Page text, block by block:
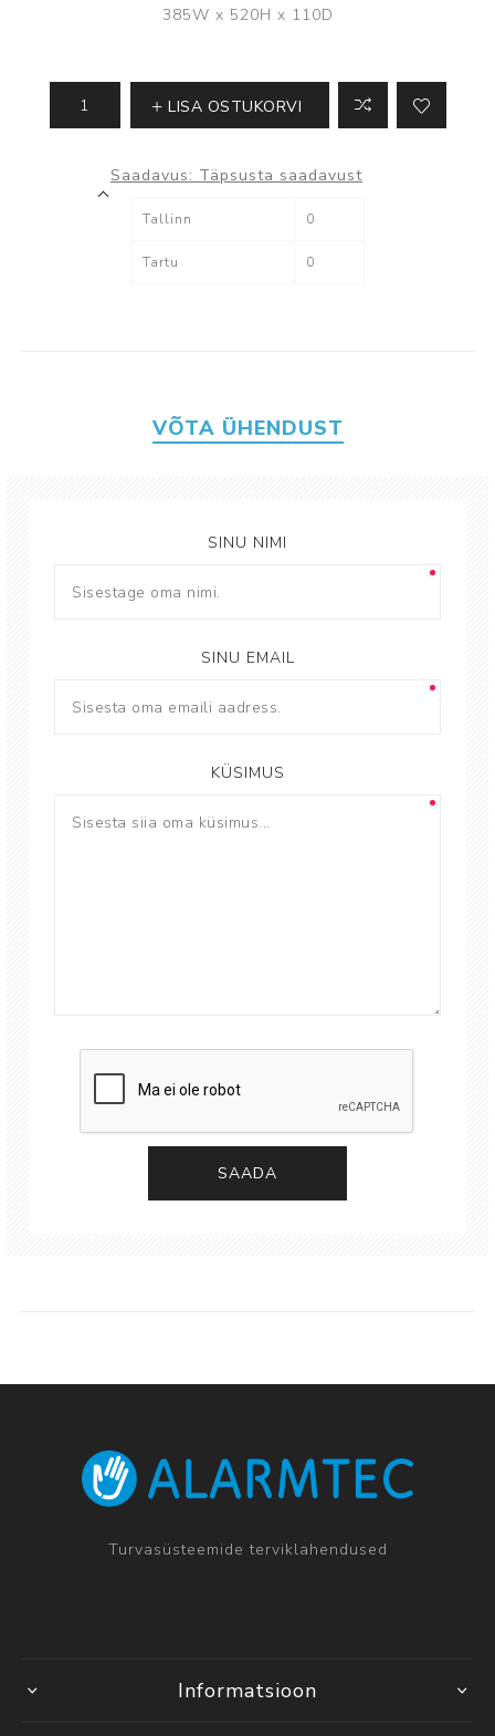
385W x 520H x 110D
LISA OSTUKORVI
Saadavus: Täpsusta saadavust
Tallinn 0
Tartu 0
VÕTA ÜHENDUST
SINU NIMI
SINU EMAIL
KÜSIMUS
SAADA
Turvasüsteemide terviklahendused
Informatsioon